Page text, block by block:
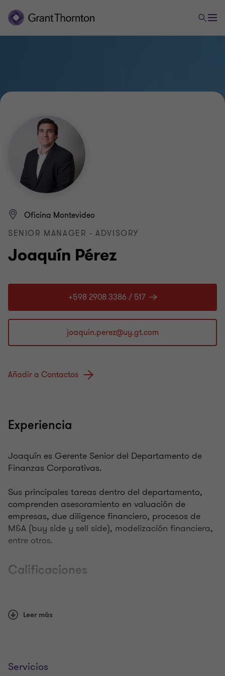
Joaquín Pérez
Oficina Montevideo
SENIOR MANAGER - ADVISORY
+598 2908 3386 / 517
Añadir a Contactos
Experiencia
Joaquín es Gerente Senior del Departamento de
Finanzas Corporativas.
Sus principales tareas dentro del departamento,
comprenden asesoramiento en valuación de
empresas, due diligence financiero, procesos de
M&A (buy side y sell side), modelización financiera,
entre otros.
Calificaciones
Universidad Católica del Uruguay, y de la Maestría
International Mergers & Acquisitions Expert (IM&A) y
de Mergers & Acquisitions Professional Expert del
Leer más
Servicios